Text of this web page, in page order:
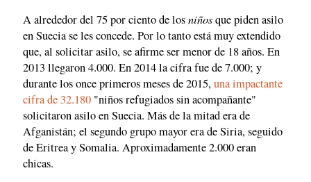
A alrededor del 75 por ciento de losniñosque piden asilo
en Suecia se les concede. Por lo tanto está muy extendido
que, al solicitar asilo, se afirme ser menor de 18 años. En
2013 llegaron 4.000. En 2014 la cifra fue de 7.000; y
durante los once primeros meses de 2015,una impactante
cifra de 32.180 "niños refugiados sin acompañante"
solicitaron asilo en Suecia. Más de la mitad era de
Afganistán; el segundo grupo mayor era de Siria, seguido
de Eritrea y Somalia. Aproximadamente 2.000 eran
chicas.